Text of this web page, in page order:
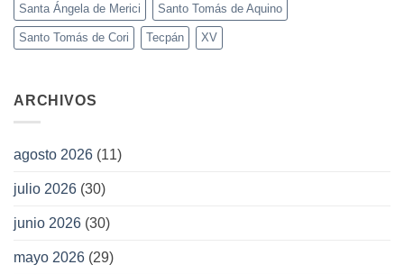
Santa Ángela de Merici Santo Tomás de Aquino
Santo Tomás de Cori Tecpán XV
ARCHIVOS
agosto 2026 (11)
julio 2026 (30)
junio 2026 (30)
mayo 2026 (29)